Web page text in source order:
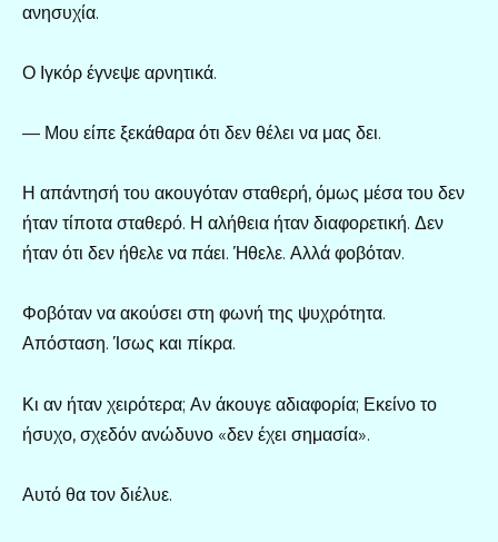
ανησυχία.
Ο Ιγκόρ έγνεψε αρνητικά.
— Μου είπε ξεκάθαρα ότι δεν θέλει να μας δει.
Η απάντησή του ακουγόταν σταθερή, όμως μέσα του δεν
ήταν τίποτα σταθερό. Η αλήθεια ήταν διαφορετική. Δεν
ήταν ότι δεν ήθελε να πάει. Ήθελε. Αλλά φοβόταν.
Φοβόταν να ακούσει στη φωνή της ψυχρότητα.
Απόσταση. Ίσως και πίκρα.
Κι αν ήταν χειρότερα; Αν άκουγε αδιαφορία; Εκείνο το
ήσυχο, σχεδόν ανώδυνο «δεν έχει σημασία».
Αυτό θα τον διέλυε.